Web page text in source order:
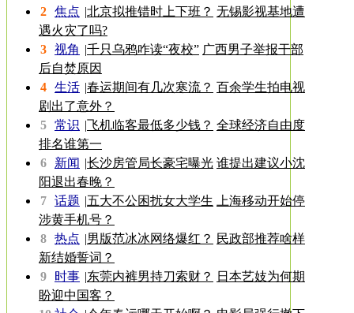
2 焦点 |北京拟推错时上下班？ 无锡影视基地遭
遇火灾了吗?
3 视角 |千只乌鸦咋读“夜校” 广西男子举报干部
后自焚原因
4 生活 |春运期间有几次寒流？ 百余学生拍电视
剧出了意外？
5 常识 |飞机临客最低多少钱？ 全球经济自由度
排名谁第一
6
新闻 |长沙房管局长豪宅曝光 谁提出建议小沈
阳退出春晚？
7 话题 |五大不公困扰女大学生
上海移动开始停
涉黄手机号？
8 热点 |男版范冰冰网络爆红？ 民政部推荐啥样
新结婚誓词？
9
时事 |东莞内裤男持刀索财？
日本艺妓为何期
盼迎中国客？